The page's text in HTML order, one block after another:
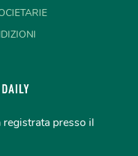
presso il